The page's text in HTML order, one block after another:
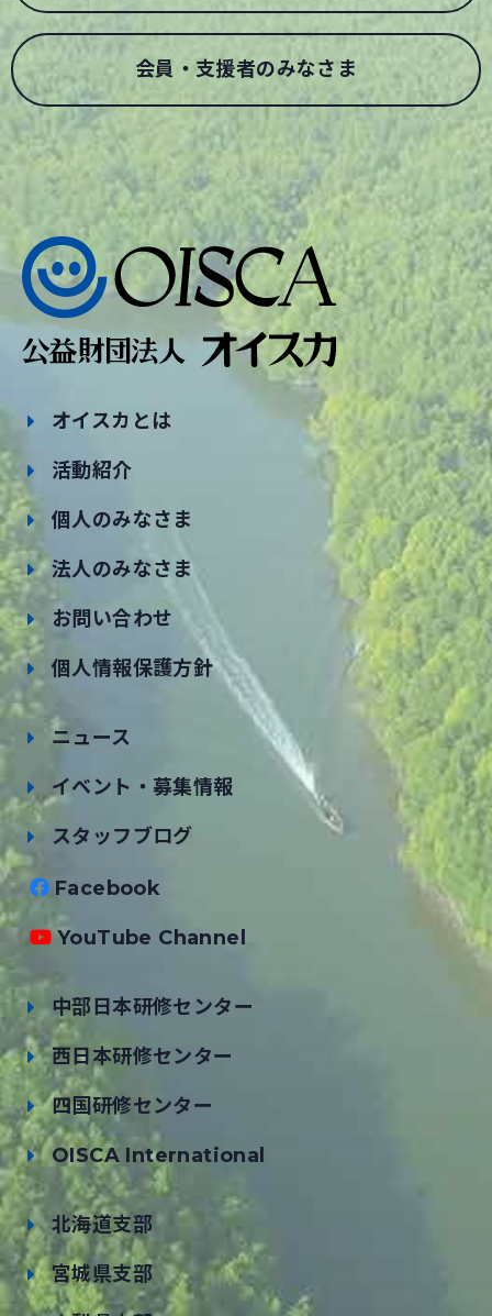
会員・支援者のみなさま
オイスカとは
活動紹介
個人のみなさま
法人のみなさま
お問い合わせ
個人情報保護方針
ニュース
イベント・募集情報
スタッフブログ
Facebook
YouTube Channel
中部日本研修センター
西日本研修センター
四国研修センター
OISCA International
北海道支部
宮城県支部